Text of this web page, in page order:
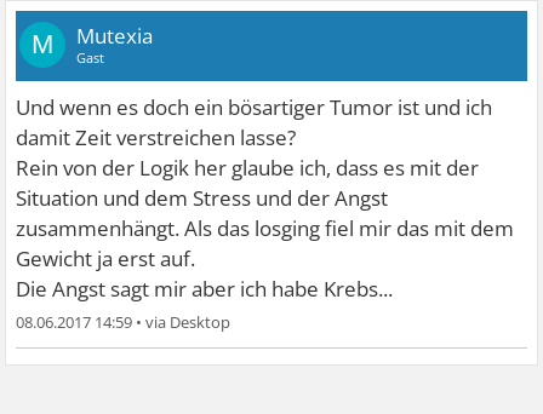
M Mutexia
Gast
Und wenn es doch ein bösartiger Tumor ist und ich
damit Zeit verstreichen lasse?
Rein von der Logik her glaube ich, dass es mit der
Situation und dem Stress und der Angst
zusammenhängt. Als das losging fiel mir das mit dem
Gewicht ja erst auf.
Die Angst sagt mir aber ich habe Krebs...
08.06.2017 14:59 •